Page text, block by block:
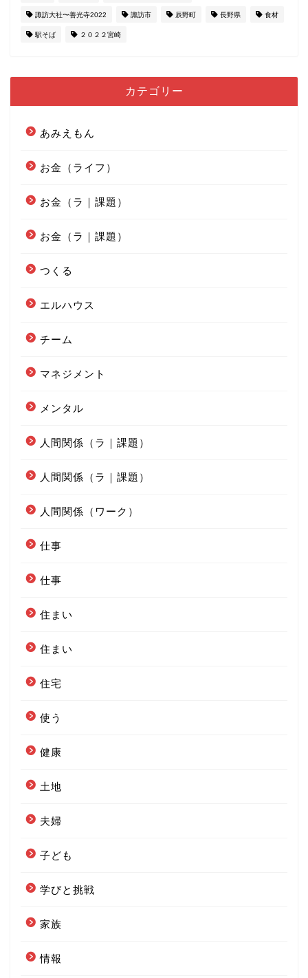
諏訪大社〜善光寺2022 諏訪市 辰野町 長野県 食材
駅そば ２０２２宮崎
カテゴリー
あみえもん
お金（ライフ）
お金（ラ｜課題）
お金（ラ｜課題）
つくる
エルハウス
チーム
マネジメント
メンタル
人間関係（ラ｜課題）
人間関係（ラ｜課題）
人間関係（ワーク）
仕事
仕事
住まい
住まい
住宅
使う
健康
土地
夫婦
子ども
学びと挑戦
家族
情報